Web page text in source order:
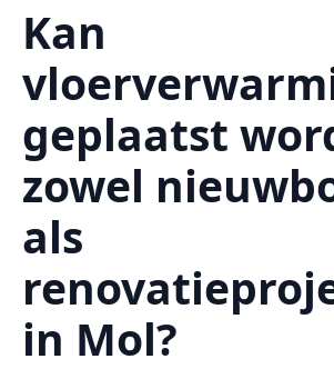
Kan
geplaatst
zowel
als
in Mol?